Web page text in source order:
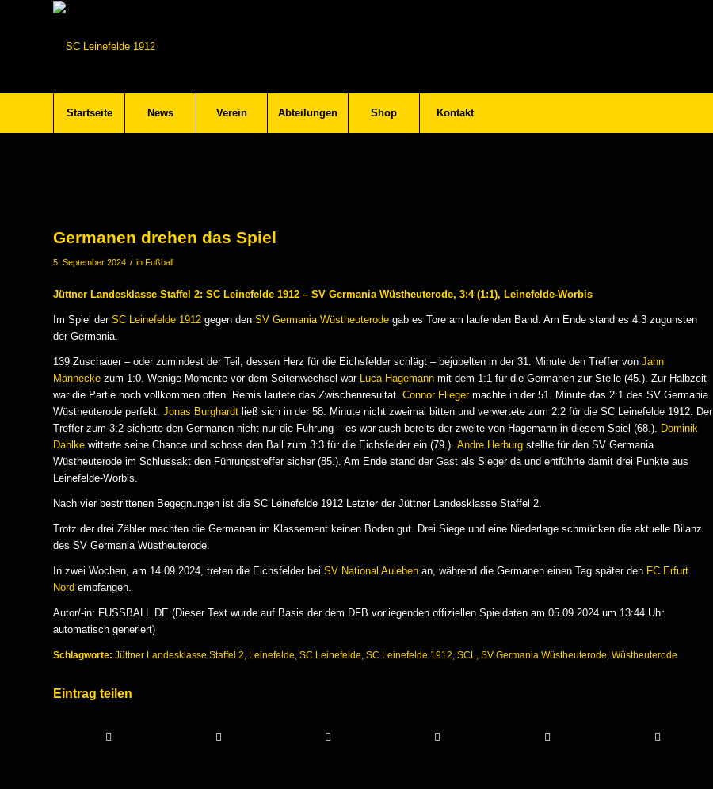
Startseite News Verein Abteilungen Shop Kontakt
Germanen drehen das Spiel
5. September 2024 / in Fußball
Jüttner Landesklasse Staffel 2: SC Leinefelde 1912 – SV Germania Wüstheuterode, 3:4 (1:1), Leinefelde-Worbis
Im Spiel der SC Leinefelde 1912 gegen den SV Germania Wüstheuterode gab es Tore am laufenden Band. Am Ende stand es 4:3 zugunsten
der Germania.
139 Zuschauer – oder zumindest der Teil, dessen Herz für die Eichsfelder schlägt – bejubelten in der 31. Minute den Treffer von Jahn
Männecke zum 1:0. Wenige Momente vor dem Seitenwechsel war Luca Hagemann mit dem 1:1 für die Germanen zur Stelle (45.). Zur Halbzeit
war die Partie noch vollkommen offen. Remis lautete das Zwischenresultat. Connor Fliegermachte in der 51. Minute das 2:1 des SV Germania
Wüstheuterode perfekt. Jonas Burghardt ließ sich in der 58. Minute nicht zweimal bitten und verwertete zum 2:2 für die SC Leinefelde 1912. Der
Treffer zum 3:2 sicherte den Germanen nicht nur die Führung – es war auch bereits der zweite von Hagemann in diesem Spiel (68.). Dominik
Dahlke witterte seine Chance und schoss den Ball zum 3:3 für die Eichsfelder ein (79.). Andre Herburg stellte für den SV Germania
Wüstheuterode im Schlussakt den Führungstreffer sicher (85.). Am Ende stand der Gast als Sieger da und entführte damit drei Punkte aus
Leinefelde-Worbis.
Nach vier bestrittenen Begegnungen ist die SC Leinefelde 1912 Letzter der Jüttner Landesklasse Staffel 2.
Trotz der drei Zähler machten die Germanen im Klassement keinen Boden gut. Drei Siege und eine Niederlage schmücken die aktuelle Bilanz
des SV Germania Wüstheuterode.
In zwei Wochen, am 14.09.2024, treten die Eichsfelder bei SV National Auleben an, während die Germanen einen Tag später den FC Erfurt
Nord empfangen.
Autor/-in: FUSSBALL.DE (Dieser Text wurde auf Basis der dem DFB vorliegenden offiziellen Spieldaten am 05.09.2024 um 13:44 Uhr
automatisch generiert)
Schlagworte: Jüttner Landesklasse Staffel 2 Leinefelde SC Leinefelde SC Leinefelde 1912 SCL SV Germania Wüstheuterode Wüstheuterode
Eintrag teilen